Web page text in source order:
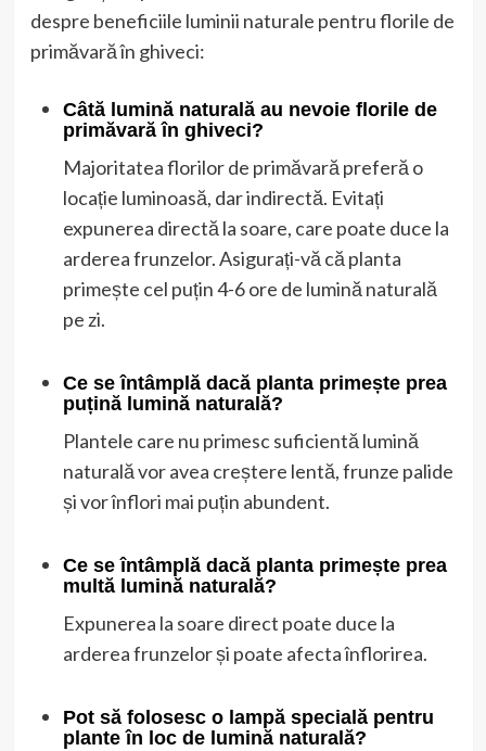
despre beneficiile luminii naturale pentru florile de
primăvară în ghiveci:
Câtă lumină naturală au nevoie florile de
primăvară în ghiveci?
Majoritatea florilor de primăvară preferă o
locație luminoasă, dar indirectă. Evitați
expunerea directă la soare, care poate duce la
arderea frunzelor. Asigurați-vă că planta
primește cel puțin 4-6 ore de lumină naturală
pe zi.
Ce se întâmplă dacă planta primește prea
puțină lumină naturală?
Plantele care nu primesc suficientă lumină
naturală vor avea creștere lentă, frunze palide
și vor înflori mai puțin abundent.
Ce se întâmplă dacă planta primește prea
multă lumină naturală?
Expunerea la soare direct poate duce la
arderea frunzelor și poate afecta înflorirea.
Pot să folosesc o lampă specială pentru
plante în loc de lumină naturală?